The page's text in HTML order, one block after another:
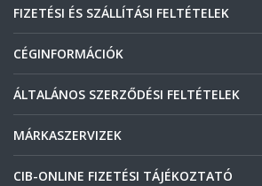
FIZETÉSI ÉS SZÁLLÍTÁSI FELTÉTELEK
CÉGINFORMÁCIÓK
ÁLTALÁNOS SZERZŐDÉSI FELTÉTELEK
MÁRKASZERVIZEK
CIB-ONLINE FIZETÉSI TÁJÉKOZTATÓ